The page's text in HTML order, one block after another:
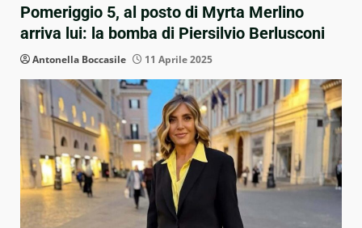
Pomeriggio 5, al posto di Myrta Merlino
arriva lui: la bomba di Piersilvio Berlusconi
Antonella Boccasile 11 Aprile 2025